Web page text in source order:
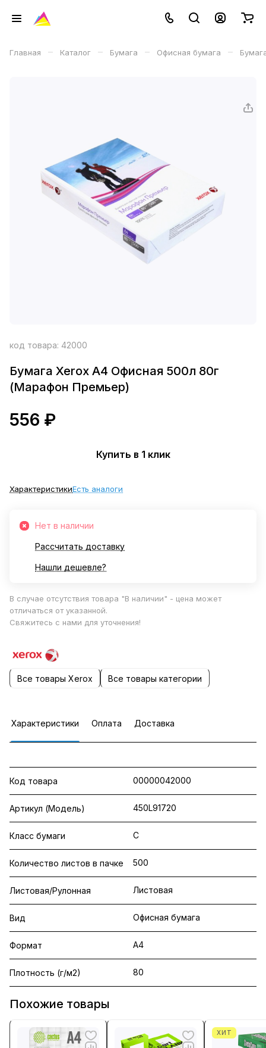
Главная – Каталог – Бумага – Офисная бумага –
код товара: 42000
Бумага Xerox A4 Офисная 500л 80г
(Марафон Премьер)
556 ₽
Купить в 1 клик
ХарактеристикиЕсть аналоги
Нет в наличии
Рассчитать доставку
Нашли дешевле?
В случае отсутствия товара "В наличии" - цена может
отличаться от указанной.
Свяжитесь с нами для уточнения!
Все товары Xerox Все товары категории
Характеристики Оплата Доставка
Код товара 00000042000
Артикул (Модель) 450L91720
Класс бумаги C
Количество листов в пачке 500
Листовая/Рулонная Листовая
Вид Офисная бумага
Формат A4
Плотность (г/м2) 80
Похожие товары
ХИТ